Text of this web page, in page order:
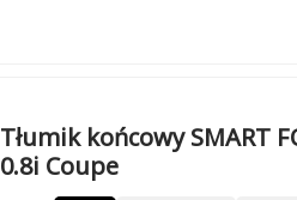
Tłumik końcowy SMART
0.8i Coupe